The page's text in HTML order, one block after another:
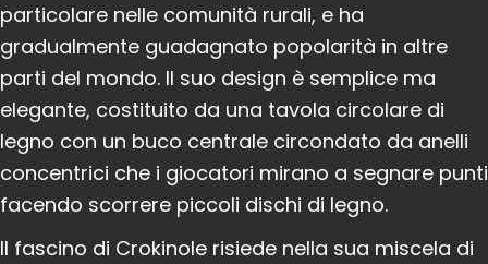
particolare nelle comunità rurali, e ha
gradualmente guadagnato popolarità in altre
parti del mondo. Il suo design è semplice ma
elegante, costituito da una tavola circolare di
legno con un buco centrale circondato da anelli
concentrici che i giocatori mirano a segnare punti
facendo scorrere piccoli dischi di legno.
Il fascino di Crokinole risiede nella sua miscela di